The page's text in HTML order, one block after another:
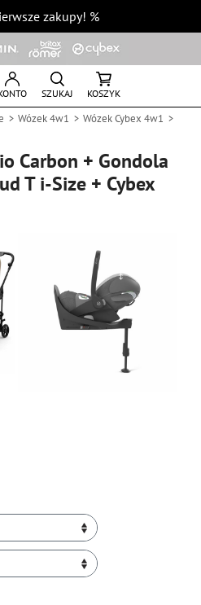
zakupy! %
SZUKAJ KOSZYK
Wózek 4w1
Wózek Cybex 4w1
Carbon + Gondola
T i-Size + Cybex